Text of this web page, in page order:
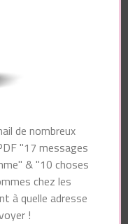
chez les
à quelle adresse
!
à tout moment.
de nombreux
"17 messages
& "10 choses
chez les
à quelle adresse
!